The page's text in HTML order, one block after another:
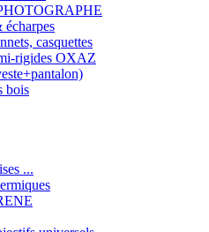
écharpes
casquettes
rigides OXAZ
bois
...